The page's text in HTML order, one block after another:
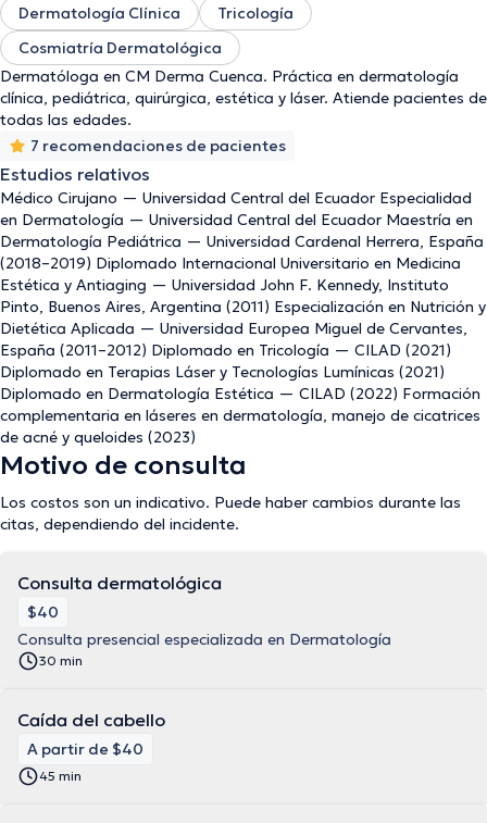
Dermatología Clínica
Tricología
Cosmiatría Dermatológica
Dermatóloga en CM Derma Cuenca. Práctica en dermatología
clínica, pediátrica, quirúrgica, estética y láser. Atiende pacientes de
todas las edades.
7 recomendaciones de pacientes
Estudios relativos
Médico Cirujano — Universidad Central del Ecuador Especialidad
en Dermatología — Universidad Central del Ecuador Maestría en
Dermatología Pediátrica — Universidad Cardenal Herrera, España
(2018–2019) Diplomado Internacional Universitario en Medicina
Estética y Antiaging — Universidad John F. Kennedy, Instituto
Pinto, Buenos Aires, Argentina (2011) Especialización en Nutrición y
Dietética Aplicada — Universidad Europea Miguel de Cervantes,
España (2011–2012) Diplomado en Tricología — CILAD (2021)
Diplomado en Terapias Láser y Tecnologías Lumínicas (2021)
Diplomado en Dermatología Estética — CILAD (2022) Formación
complementaria en láseres en dermatología, manejo de cicatrices
de acné y queloides (2023)
Motivo de consulta
Los costos son un indicativo. Puede haber cambios durante las
citas, dependiendo del incidente.
Consulta dermatológica
$40
Consulta presencial especializada en Dermatología
30 min
Caída del cabello
A partir de $40
45 min